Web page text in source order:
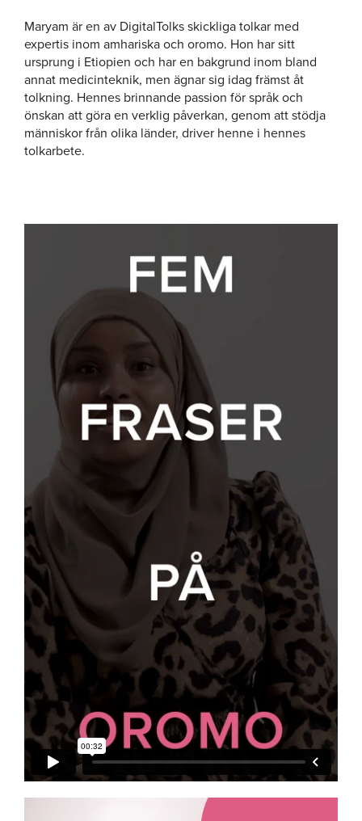
Maryam är en av DigitalTolks skickliga tolkar med
expertis inom amhariska och oromo. Hon har sitt
ursprung i Etiopien och har en bakgrund inom bland
annat medicinteknik, men ägnar sig idag främst åt
tolkning. Hennes brinnande passion för språk och
önskan att göra en verklig påverkan, genom att stödja
människor från olika länder, driver henne i hennes
tolkarbete.